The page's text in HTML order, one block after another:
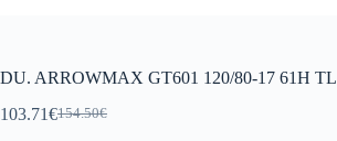
DU. ARROWMAX GT601 120/80-17 61H TL
154.50€
103.71€